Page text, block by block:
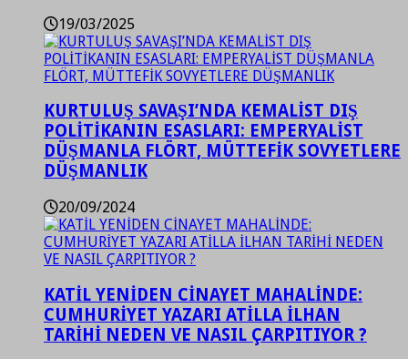
19/03/2025
KURTULUŞ SAVAŞI’NDA KEMALİST DIŞ
POLİTİKANIN ESASLARI: EMPERYALİST
DÜŞMANLA FLÖRT, MÜTTEFİK SOVYETLERE
DÜŞMANLIK
20/09/2024
KATİL YENİDEN CİNAYET MAHALİNDE:
CUMHURİYET YAZARI ATİLLA İLHAN
TARİHİ NEDEN VE NASIL ÇARPITIYOR ?